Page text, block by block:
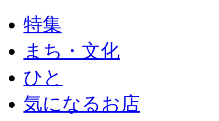
特集
まち・文化
ひと
気になるお店